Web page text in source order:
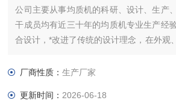
公司主要从事均质机的科研、设计、生产
干成员均有近三十年的均质机专业生产经
合设计，*改进了传统的设计理念，在外观
厂商性质：生产厂家
更新时间： 2026-06-18